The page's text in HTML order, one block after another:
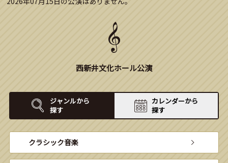
西新井文化ホール公演
ジャンルから
探す
カレンダーから
探す
クラシック音楽